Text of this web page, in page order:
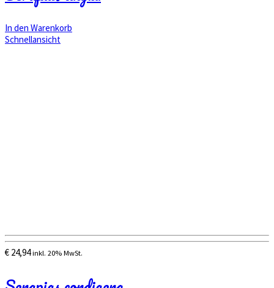
In den Warenkorb
Schnellansicht
€ 24,94 inkl. 20% MwSt.